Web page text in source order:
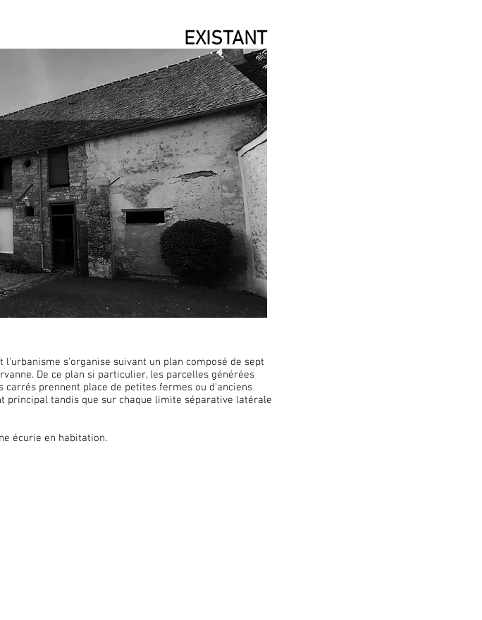
EXISTANT
s'organise suivant un plan composé de sept
De ce plan si particulier, les parcelles générées
prennent place de petites fermes ou d'anciens
principal tandis que sur chaque limite séparative latérale
écurie en habitation.